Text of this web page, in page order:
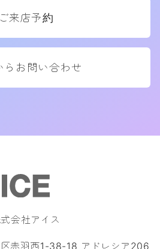
ご来店予約
らお問い合わせ
会社アイス
赤羽西1-38-18 アドレシア206